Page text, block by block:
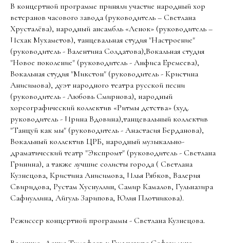
В концертной программе приняли участие народный хор
ветеранов часового завода (руководитель – Светлана
Хрусталёва), народный ансамбль «Ленок» (руководитель –
Исхак Мухаметов), танцевальная студия "Настроение"
(руководитель - Валентина Солдатова),Вокальная студия
"Новое поколение" (руководитель - Анфиса Еремеева),
Вокальная студия "Микстон" (руководитель - Кристина
Анисимова), дуэт народного театра русской песни
(руководитель - Любовь Смирнова), народный
хореографический коллектив «Ритмы детства» (худ.
руководитель - Ирина Вдовина),танцевальный коллектив
"Танцуй как мы" (руководитель - Анастасия Берданова),
Вокальный коллектив ЦРБ, народный музыкально-
драматический театр "Экспромт" (руководитель - Светлана
Гринина), а также лучшие солисты города ( Светлана
Кузнецова, Кристина Анисимова, Илья Рябков, Валерия
Свиридова, Рустам Хуснуллин, Самир Камалов, Гульназира
Сафиуллина, Айгуль Зарипова, Юлия Плотникова).
Режиссер концертной программы - Светлана Кузнецова.